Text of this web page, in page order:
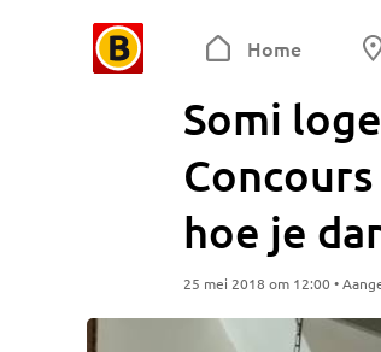
Home
Somi
hoe je
25 mei 2018 om 12:00 •